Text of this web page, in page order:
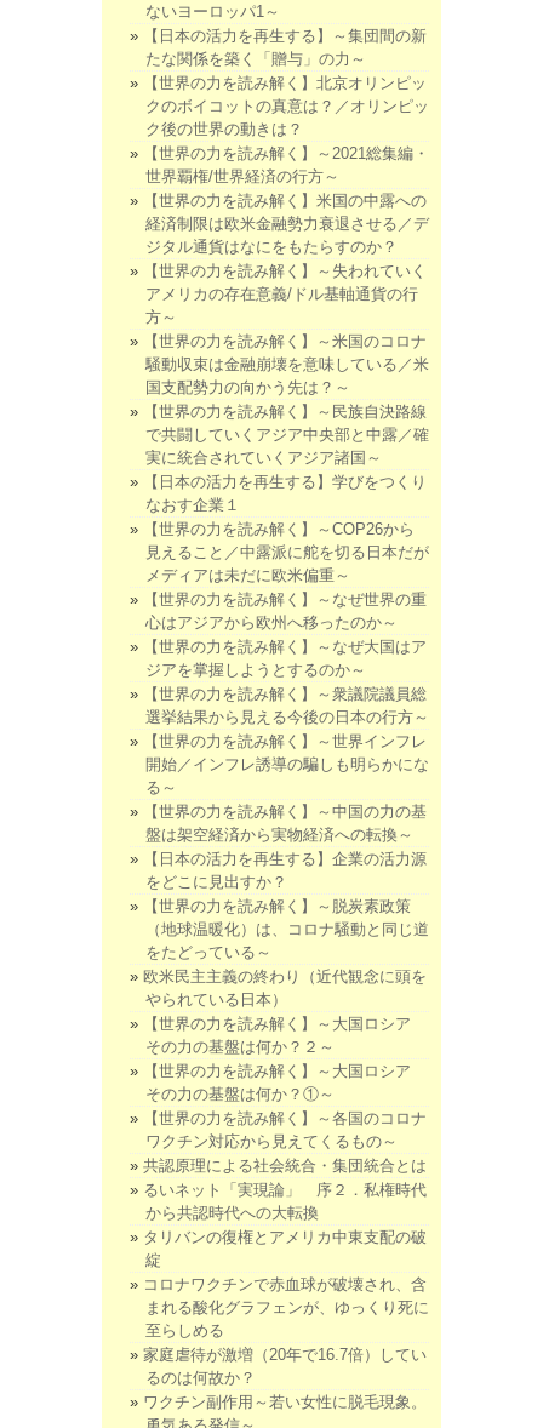
ないヨーロッパ1～
【日本の活力を再生する】～集団間の新
たな関係を築く「贈与」の力～
【世界の力を読み解く】北京オリンピッ
クのボイコットの真意は？／オリンピッ
ク後の世界の動きは？
【世界の力を読み解く】～2021総集編・
世界覇権/世界経済の行方～
【世界の力を読み解く】米国の中露への
経済制限は欧米金融勢力衰退させる／デ
ジタル通貨はなにをもたらすのか？
【世界の力を読み解く】～失われていく
アメリカの存在意義/ドル基軸通貨の行
方～
【世界の力を読み解く】～米国のコロナ
騒動収束は金融崩壊を意味している／米
国支配勢力の向かう先は？～
【世界の力を読み解く】～民族自決路線
で共闘していくアジア中央部と中露／確
実に統合されていくアジア諸国～
【日本の活力を再生する】学びをつくり
なおす企業１
【世界の力を読み解く】～COP26から
見えること／中露派に舵を切る日本だが
メディアは未だに欧米偏重～
【世界の力を読み解く】～なぜ世界の重
心はアジアから欧州へ移ったのか～
【世界の力を読み解く】～なぜ大国はア
ジアを掌握しようとするのか～
【世界の力を読み解く】～衆議院議員総
選挙結果から見える今後の日本の行方～
【世界の力を読み解く】～世界インフレ
開始／インフレ誘導の騙しも明らかにな
る～
【世界の力を読み解く】～中国の力の基
盤は架空経済から実物経済への転換～
【日本の活力を再生する】企業の活力源
をどこに見出すか？
【世界の力を読み解く】～脱炭素政策
（地球温暖化）は、コロナ騒動と同じ道
をたどっている～
欧米民主主義の終わり（近代観念に頭を
やられている日本）
【世界の力を読み解く】～大国ロシア
その力の基盤は何か？２～
【世界の力を読み解く】～大国ロシア
その力の基盤は何か？①～
【世界の力を読み解く】～各国のコロナ
ワクチン対応から見えてくるもの～
共認原理による社会統合・集団統合とは
るいネット「実現論」 序２．私権時代
から共認時代への大転換
タリバンの復権とアメリカ中東支配の破
綻
コロナワクチンで赤血球が破壊され、含
まれる酸化グラフェンが、ゆっくり死に
至らしめる
家庭虐待が激増（20年で16.7倍）してい
るのは何故か？
ワクチン副作用～若い女性に脱毛現象。